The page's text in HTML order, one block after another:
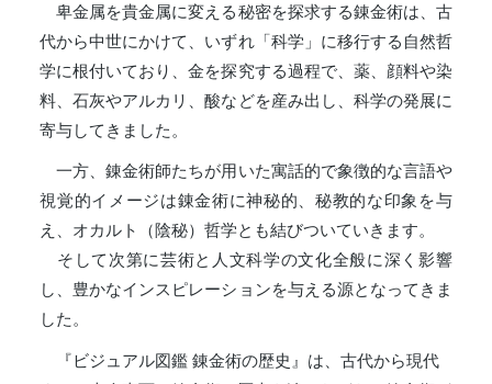
卑金属を貴金属に変える秘密を探求する錬金術は、古
代から中世にかけて、いずれ「科学」に移行する自然哲
学に根付いており、金を探究する過程で、薬、顔料や染
料、石灰やアルカリ、酸などを産み出し、科学の発展に
寄与してきました。
一方、錬金術師たちが用いた寓話的で象徴的な言語や
視覚的イメージは錬金術に神秘的、秘教的な印象を与
え、オカルト（陰秘）哲学とも結びついていきます。
そして次第に芸術と人文科学の文化全般に深く影響
し、豊かなインスピレーションを与える源となってきま
した。
『ビジュアル図鑑 錬金術の歴史』は、古代から現代